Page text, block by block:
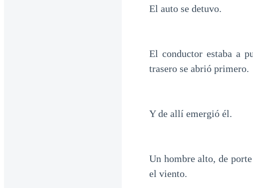
El auto se detuvo.
El conductor estaba a
trasero se abrió primero.
Y de allí emergió él.
Un hombre alto, de
el viento.